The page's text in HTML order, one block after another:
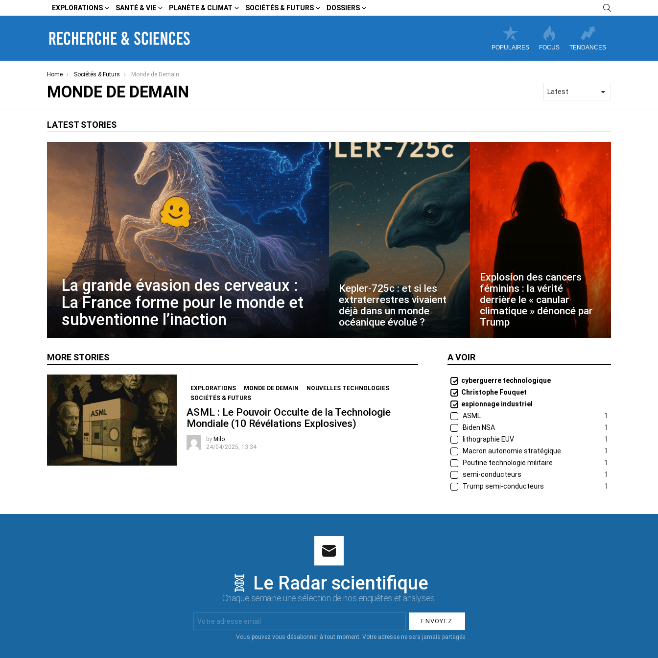
EXPLORATIONS SANTÉ & VIE PLANÈTE & CLIMAT SOCIÉTÉS & FUTURS DOSSIERS
POPULAIRES FOCUS TENDANCES
You are here:
Home Sociétés & Futurs Monde de Demain
MONDE DE DEMAIN
LATEST STORIES
La grande évasion des cerveaux :
La France forme pour le monde et
subventionne l’inaction
Kepler-725c : et si les
extraterrestres vivaient
déjà dans un monde
océanique évolué ?
Explosion des cancers
féminins : la vérité
derrière le « canular
climatique » dénoncé par
Trump
MORE STORIES
EXPLORATIONS MONDE DE DEMAIN
NOUVELLES TECHNOLOGIES
SOCIÉTÉS & FUTURS
ASML : Le Pouvoir Occulte de la Technologie
Mondiale (10 Révélations Explosives)
by Milo
24/04/2025, 13:34
A VOIR
cyberguerre technologique
Christophe Fouquet
espionnage industriel
ASML
1
Biden NSA
1
lithographie EUV
1
Macron autonomie stratégique
1
Poutine technologie militaire
1
semi-conducteurs
1
Trump semi-conducteurs
1
🧬 Le Radar scientifique
Chaque semaine une sélection de nos enquêtes et analyses.
Email
:
Vous pouvez vous désabonner à tout moment. Votre adresse ne sera jamais partagée.